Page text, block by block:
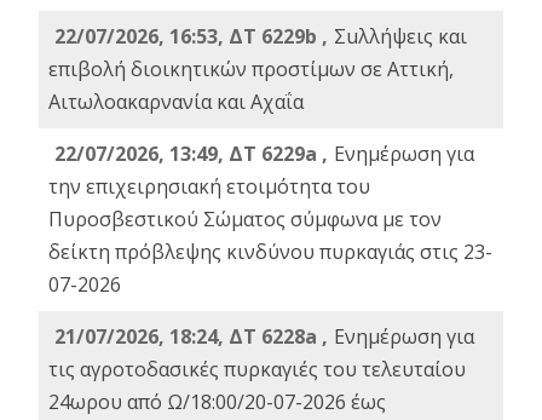
22/07/2026, 16:53, ΔΤ 6229b , Σuλλήψεις και
επιβολή διοικητικών προστίμων σε Αττική,
Αιτωλοακαρνανία και Αχαΐα
22/07/2026, 13:49, ΔΤ 6229a , Ενημέρωση για
την επιχειρησιακή ετοιμότητα του
Πυροσβεστικού Σώματος σύμφωνα με τον
δείκτη πρόβλεψης κινδύνου πυρκαγιάς στις 23-
07-2026
21/07/2026, 18:24, ΔΤ 6228a , Ενημέρωση για
τις αγροτοδασικές πυρκαγιές του τελευταίου
24ωρου από Ω/18:00/20-07-2026 έως